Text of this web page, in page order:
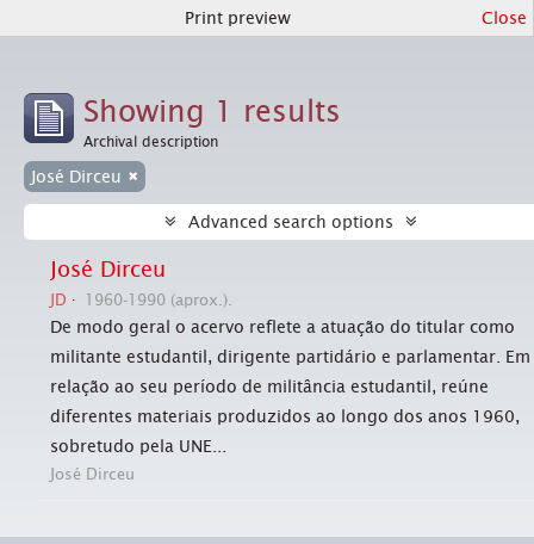
Print preview Close
Showing 1 results
Archival description
José Dirceu
Advanced search options
José Dirceu
JD 1960-1990 (aprox.).
De modo geral o acervo reflete a atuação do titular como
militante estudantil, dirigente partidário e parlamentar. Em
relação ao seu período de militância estudantil, reúne
diferentes materiais produzidos ao longo dos anos 1960,
sobretudo pela UNE...
José Dirceu